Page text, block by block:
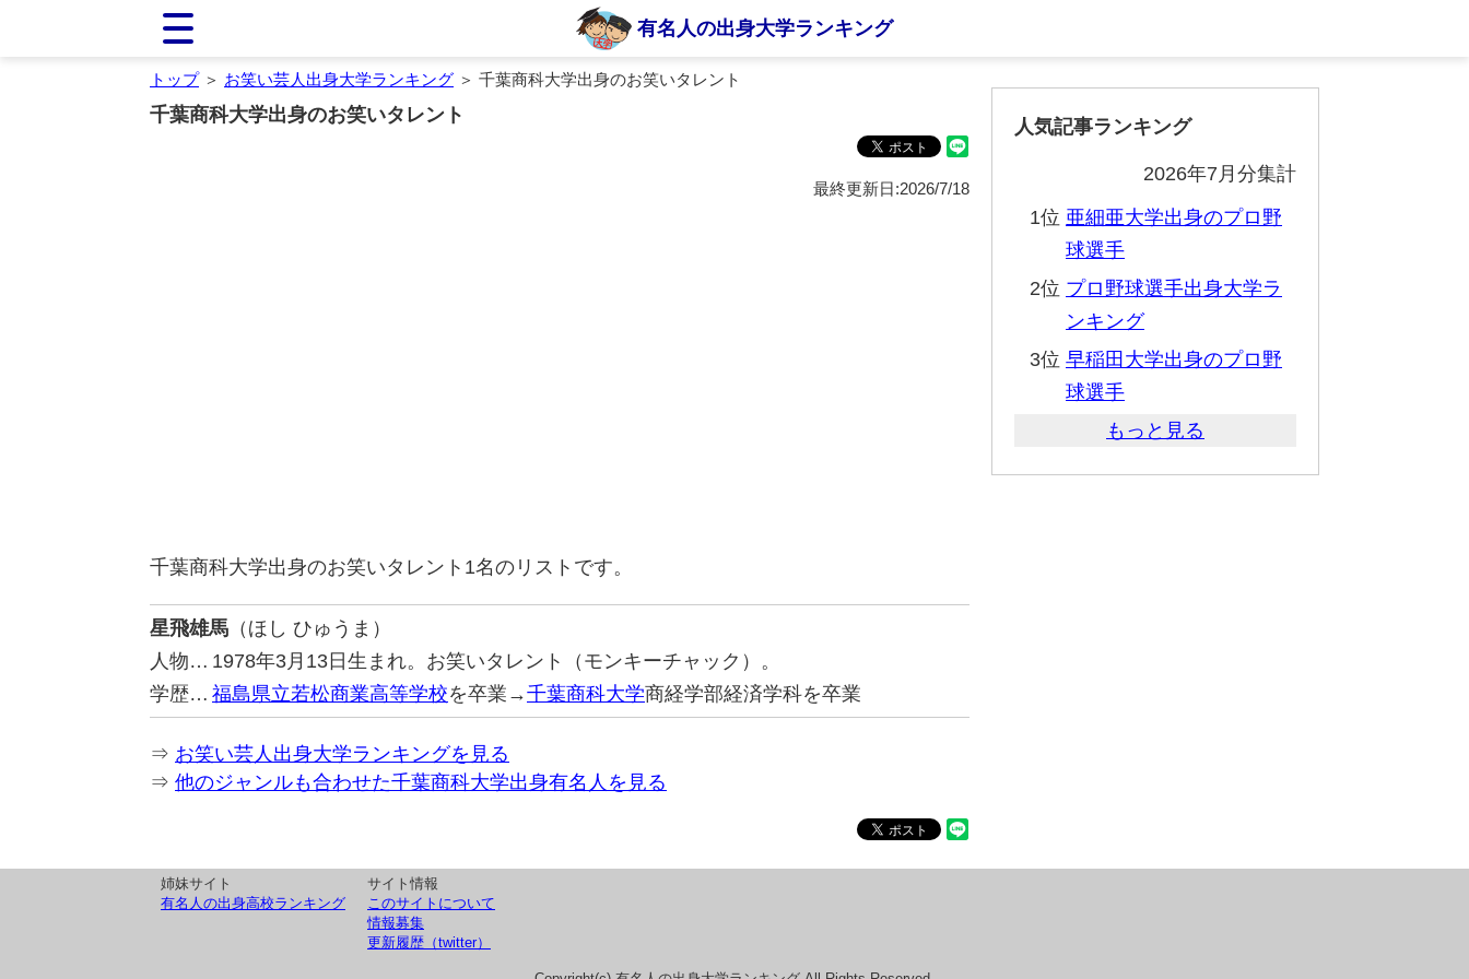
有名人の出身大学ランキング
トップ＞ お笑い芸人出身大学ランキング ＞ 千葉商科大学出身のお笑いタレント
千葉商科大学出身のお笑いタレント
最終更新日:2026/7/18
千葉商科大学出身のお笑いタレント1名のリストです。
星飛雄馬 （ほし ひゅうま）
人物… 1978年3月13日生まれ。お笑いタレント（モンキーチャック）。
学歴… 福島県立若松商業高等学校を卒業→千葉商科大学商経学部経済学科を卒業
⇒ お笑い芸人出身大学ランキングを見る
⇒ 他のジャンルも合わせた千葉商科大学出身有名人を見る
人気記事ランキング
2026年7月分集計
1位 亜細亜大学出身のプロ野
球選手
2位 プロ野球選手出身大学ラ
ンキング
3位 早稲田大学出身のプロ野
球選手
もっと見る
姉妹サイト
有名人の出身高校ランキング
サイト情報
このサイトについて
情報募集
更新履歴（twitter）